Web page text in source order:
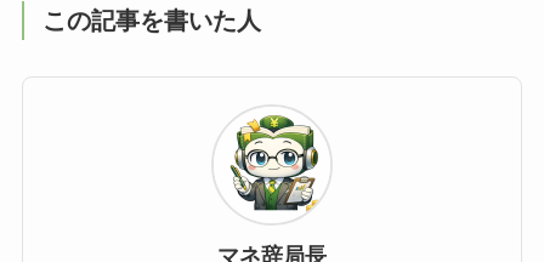
この記事を書いた人
マネ辞局長